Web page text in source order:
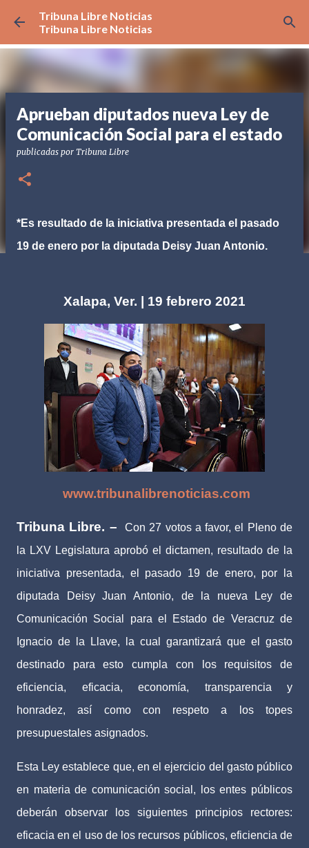
Ir al contenido principal
Tribuna Libre Noticias
Tribuna Libre Noticias
Aprueban diputados nueva Ley de
Comunicación Social para el estado
publicadas por Tribuna Libre
*Es resultado de la iniciativa presentada el pasado
19 de enero por la diputada Deisy Juan Antonio.
Xalapa, Ver. | 19 febrero 2021
www.tribunalibrenoticias.com
Tribuna Libre. –
Con 27 votos a favor, el Pleno de
la LXV Legislatura aprobó el dictamen, resultado de la
iniciativa presentada, el pasado 19 de enero, por la
diputada Deisy Juan Antonio, de la nueva Ley de
Comunicación Social para el Estado de Veracruz de
Ignacio de la Llave, la cual garantizará que el gasto
destinado para esto cumpla con los requisitos de
eficiencia, eficacia, economía, transparencia y
honradez, así como con respeto a los topes
presupuestales asignados.
Esta Ley establece que, en el ejercicio del gasto público
en materia de comunicación social, los entes públicos
deberán observar los siguientes principios rectores:
eficacia en el uso de los recursos públicos, eficiencia de